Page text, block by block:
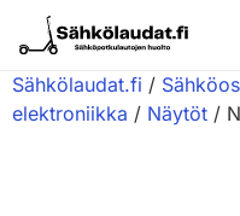
Sähkölaudat.fi /
elektroniikka / Näytöt /